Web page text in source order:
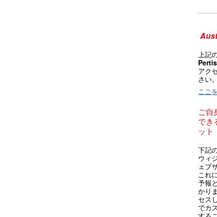
上記
アク
さい
ここ
ご自
でき
ット
下記
ウィ
ェブ
これ
予報
かり
セス
でカ